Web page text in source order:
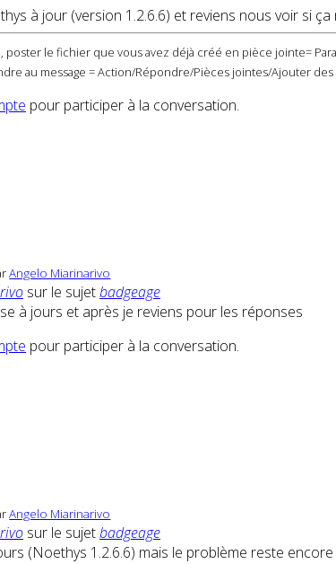
à jour (version 1.2.6.6) et reviens nous voir si
poster le fichier que vous avez déjà créé en pièce jointe=
au message = Action/Répondre/Pièces jointes/Ajouter
pour participer à la conversation.
Angelo Miarinarivo
sur le sujetbadgeage
à jours et après je reviens pour les réponses
pour participer à la conversation.
Angelo Miarinarivo
sur le sujetbadgeage
(Noethys 1.2.6.6) mais le problème reste